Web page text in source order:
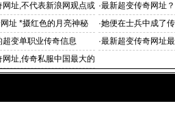
址,不代表新浪网观点或 ·最新超变传奇网址
quo
址 *摄红色的月亮神秘
·她便在士兵中成了
变单职业传奇信息 ·最新超变传奇网址
址,传奇私服中国最大的